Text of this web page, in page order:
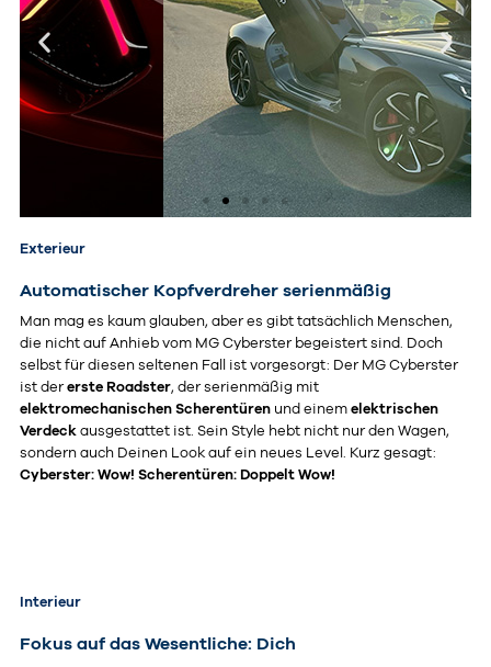
Exterieur
Automatischer Kopfverdreher serienmäßig
Man mag es kaum glauben, aber es gibt tatsächlich Menschen,
die nicht auf Anhieb vom MG Cyberster begeistert sind. Doch
selbst für diesen seltenen Fall ist vorgesorgt: Der MG Cyberster
ist dererste Roadster, der serienmäßig mit
elektromechanischen Scherentüren und einem elektrischen
Verdeck ausgestattet ist. Sein Style hebt nicht nur den Wagen,
sondern auch Deinen Look auf ein neues Level. Kurz gesagt:
Cyberster: Wow! Scherentüren: Doppelt Wow!
Interieur
Fokus auf das Wesentliche: Dich